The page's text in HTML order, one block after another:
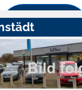
Zustimmen
aktivieren